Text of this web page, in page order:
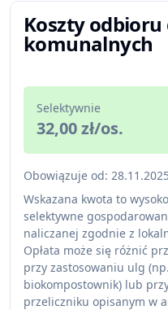
Koszty
komunalnych
Selektywnie
32,00 zł/os.
Obowiązuje od:
Wskazana kwota to
selektywne
naliczanej zgodnie z
Opłata może się różnić
przy zastosowaniu ulg
biokompostownik) lub
przeliczniku opisanym w